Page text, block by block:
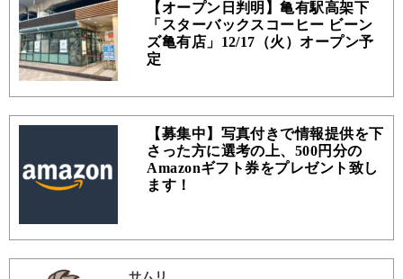
【オープン日判明】亀有駅高架下
「スターバックスコーヒー ビーン
ズ亀有店」12/17（火）オープン予
定
【募集中】写真付きで情報提供を下
さった方に選考の上、500円分の
Amazonギフト券をプレゼント致し
ます！